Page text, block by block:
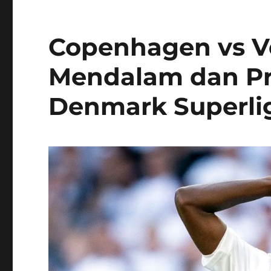
Copenhagen vs
Mendalam dan
Denmark